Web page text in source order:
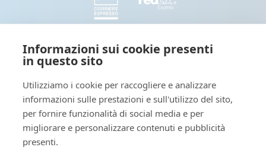
Informazioni sui cookie presenti
in questo sito
Utilizziamo i cookie per raccogliere e analizzare
informazioni sulle prestazioni e sull'utilizzo del sito,
per fornire funzionalità di social media e per
migliorare e personalizzare contenuti e pubblicità
presenti.
SEGUICI
Seguici e condividi con noi sui nostri canali social
Tieniti informato: leggi il nostro